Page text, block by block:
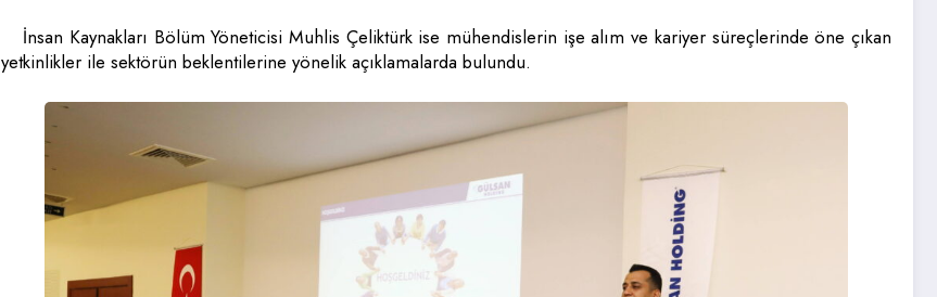
İnsan Kaynakları Bölüm Yöneticisi Muhlis Çeliktürk ise mühendislerin işe alım ve kariyer süreçlerinde öne çıkan
yetkinlikler ile sektörün beklentilerine yönelik açıklamalarda bulundu.